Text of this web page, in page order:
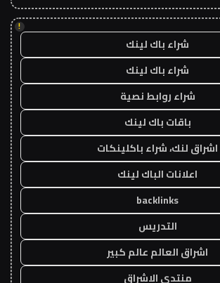
!
شراء باك لينك
شراء باك لينك
شراء روابط نصية
باقات باك لينك
اشراق لنك، شراء باكلينكات
اعلانات الباك لينك
backlinks
التدريس
اشراق العالم عالم كبير
منتدى الاشراق